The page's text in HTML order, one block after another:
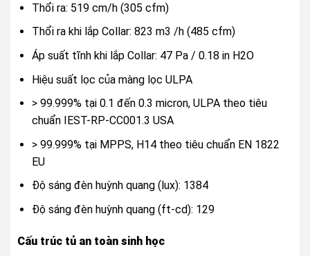
Thổi ra: 519 cm/h (305 cfm)
Thổi ra khi lắp Collar: 823 m3 /h (485 cfm)
Áp suất tĩnh khi lắp Collar: 47 Pa / 0.18 in H2O
Hiệu suất lọc của màng lọc ULPA
> 99.999% tại 0.1 đến 0.3 micron, ULPA theo tiêu
chuẩn IEST-RP-CC001.3 USA
> 99.999% tại MPPS, H14 theo tiêu chuẩn EN 1822
EU
Độ sáng đèn huỳnh quang (lux): 1384
Độ sáng đèn huỳnh quang (ft-cd): 129
Cấu trúc tủ an toàn sinh học